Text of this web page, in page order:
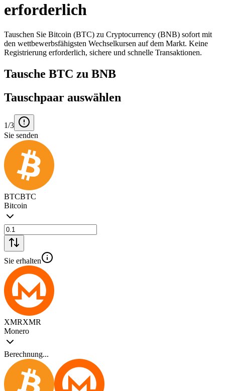
erforderlich
Tauschen Sie Bitcoin (BTC) zu Cryptocurrency (BNB) sofort mit
den wettbewerbsfähigsten Wechselkursen auf dem Markt. Keine
Registrierung erforderlich, sichere und schnelle Transaktionen.
Tausche BTC zu BNB
Tauschpaar auswählen
1/3
Sie senden
BTCBTC
Bitcoin
Sie erhalten
XMRXMR
Monero
Berechnung...